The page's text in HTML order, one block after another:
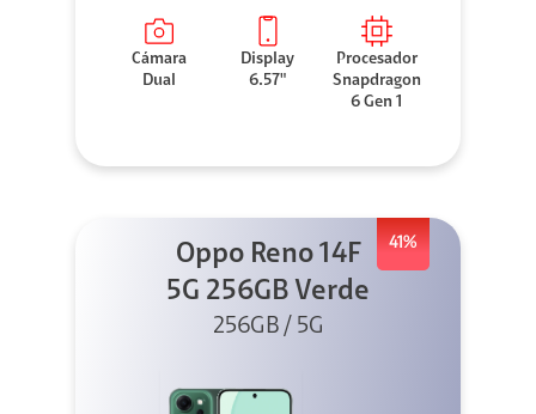
Cámara
Dual
Display
6.57"
Procesador
Snapdragon
6 Gen 1
41%
Oppo Reno 14F
5G 256GB Verde
256GB / 5G